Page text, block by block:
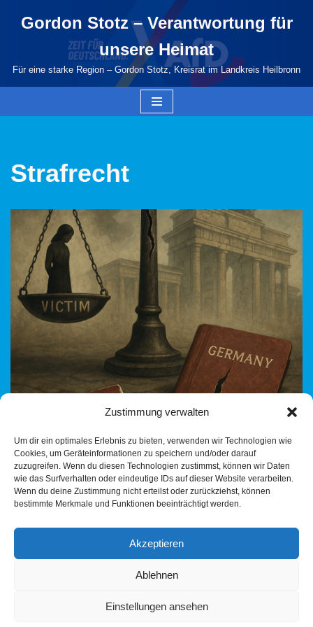
Zustimmung verwalten
Um dir ein optimales Erlebnis zu bieten, verwenden wir Technologien wie
Cookies, um Geräteinformationen zu speichern und/oder darauf
zuzugreifen. Wenn du diesen Technologien zustimmst, können wir Daten
wie das Surfverhalten oder eindeutige IDs auf dieser Website verarbeiten.
Wenn du deine Zustimmung nicht erteilst oder zurückziehst, können
bestimmte Merkmale und Funktionen beeinträchtigt werden.
Akzeptieren
Ablehnen
Einstellungen ansehen
springen
Gordon Stotz – Verantwortung für
unsere Heimat
Für eine starke Region – Gordon Stotz, Kreisrat im Landkreis Heilbronn
Strafrecht
eine Bühne Ein verurteilter Sexualstraftäter, der abgeschoben
wurde, klagt auf Rückkehr – mit Hilfe seines Anwalts
und…Weiterlesen »